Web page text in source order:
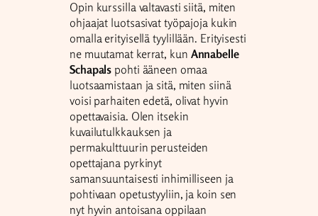
Opin kurssilla valtavasti siitä, miten
ohjaajat luotsasivat työpajoja kukin
omalla erityisellä tyylillään. Erityisesti
ne muutamat kerrat, kun Annabelle
Schapals pohti ääneen omaa
luotsaamistaan ja sitä, miten siinä
voisi parhaiten edetä, olivat hyvin
opettavaisia. Olen itsekin
kuvailutulkkauksen ja
permakulttuurin perusteiden
opettajana pyrkinyt
samansuuntaisesti inhimilliseen ja
pohtivaan opetustyyliin, ja koin sen
nyt hyvin antoisana oppilaan